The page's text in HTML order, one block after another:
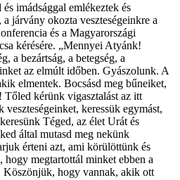
imádsággal emlékeztek és
járvány okozta veszteségeinkre a
és a Magyarországi
kérésére. „Mennyei Atyánk!
a bezártság, a betegség, a
az elmúlt időben. Gyászolunk. A
elmentek. Bocsásd meg bűneiket,
Tőled kérünk vigasztalást az itt
veszteségeinket, keressük egymást,
Téged, az élet Urát és
által mutasd meg nekünk
érteni azt, ami körülöttünk és
megtartottál minket ebben a
Köszönjük, hogy vannak, akik ott